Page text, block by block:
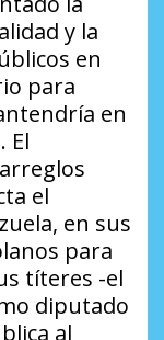
y la
en
para
en
El
el
en sus
para
títeres -el
diputado
al